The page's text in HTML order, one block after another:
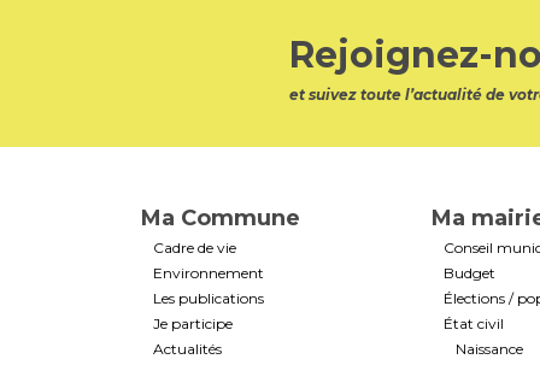
Rejoignez-
et suivez toute l’actualité de
Ma Commune
Cadre de vie
Environnement
Les publications
Je participe
Actualités
Ma
Conseil
Budget
Élections /
État civil
Naissance